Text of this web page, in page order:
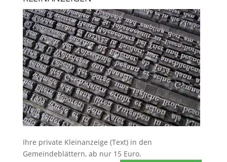
Ihre private Kleinanzeige (Text) in den
Gemeindeblättern, ab nur 15 Euro.